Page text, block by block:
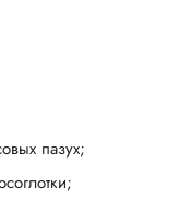
пазух;